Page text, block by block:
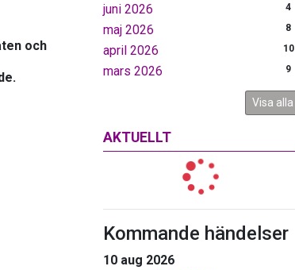
juni 2026 4
maj 2026 8
april 2026 10
mars 2026 9
Visa alla
AKTUELLT
Kommande händelser
10 aug 2026
och